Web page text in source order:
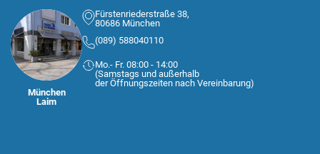
München
Laim
Fürstenriederstraße 38,
80686 München
(089) 588040110
Mo.- Fr. 08:00 - 14:00
(Samstags und außerhalb
der Öffnungszeiten nach Vereinbarung)